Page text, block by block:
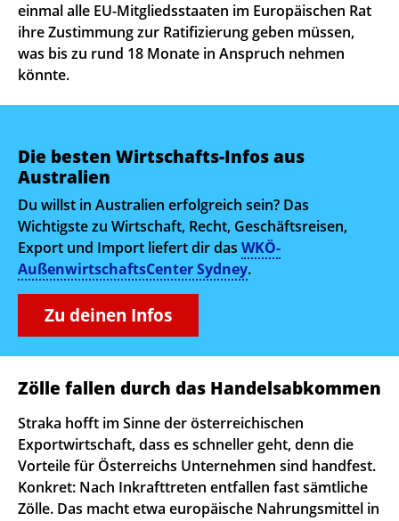
einmal alle EU-Mitgliedsstaaten im Europäischen Rat
ihre Zustimmung zur Ratifizierung geben müssen,
was bis zu rund 18 Monate in Anspruch nehmen
könnte.
Die besten Wirtschafts-Infos aus
Australien
Du willst in Australien erfolgreich sein? Das
Wichtigste zu Wirtschaft, Recht, Geschäftsreisen,
Export und Import liefert dir das WKÖ-
AußenwirtschaftsCenter Sydney.
Zu deinen Infos
Zölle fallen durch das Handelsabkommen
Straka hofft im Sinne der österreichischen
Exportwirtschaft, dass es schneller geht, denn die
Vorteile für Österreichs Unternehmen sind handfest.
Konkret: Nach Inkrafttreten entfallen fast sämtliche
Zölle. Das macht etwa europäische Nahrungsmittel in